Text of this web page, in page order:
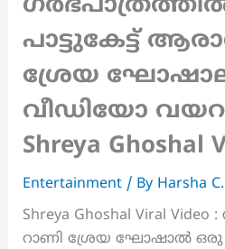
പാട്ടുകേട്ട്
ശ്രേയ
വീഡിയോ
Shreya Ghoshal
Entertainment/ By Harsha
Shreya Ghoshal Viral
റാണി ശ്രേയ ഘോഷാൽ ഒരു